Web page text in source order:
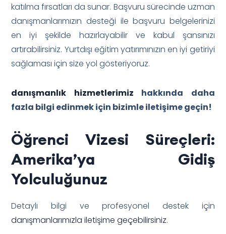
katılma fırsatları da sunar. Başvuru sürecinde uzman
danışmanlarımızın desteği ile başvuru belgelerinizi
en iyi şekilde hazırlayabilir ve kabul şansınızı
artırabilirsiniz. Yurtdışı eğitim yatırımınızın en iyi getiriyi
sağlaması için size yol gösteriyoruz.
danışmanlık hizmetlerimiz hakkında daha
fazla bilgi edinmek için bizimle iletişime geçin!
Öğrenci Vizesi Süreçleri:
Amerika’ya Gidiş
Yolculuğunuz
Detaylı bilgi ve profesyonel destek için
danışmanlarımızla iletişime geçebilirsiniz.